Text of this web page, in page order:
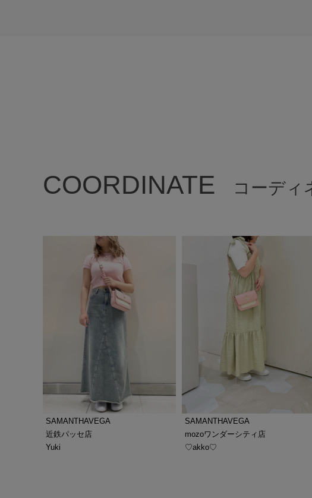
COORDINATE コーディ
SAMANTHAVEGA
近鉄パッセ店
Yuki
SAMANTHAVEGA
mozoワンダーシティ店
♡akko♡